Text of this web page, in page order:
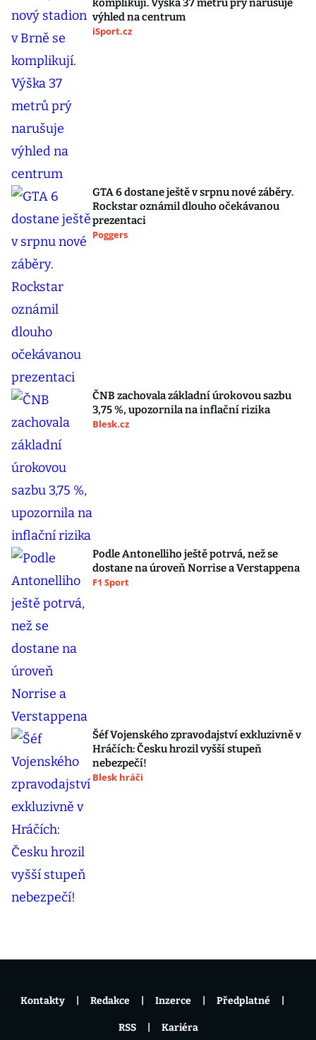
komplikují. Výška 37 metrů prý narušuje
výhled na centrum
iSport.cz
GTA 6 dostane ještě v srpnu nové záběry.
Rockstar oznámil dlouho očekávanou
prezentaci
Poggers
ČNB zachovala základní úrokovou sazbu
3,75 %, upozornila na inflační rizika
Blesk.cz
Podle Antonelliho ještě potrvá, než se
dostane na úroveň Norrise a Verstappena
F1 Sport
Šéf Vojenského zpravodajství exkluzivně v
Hráčích: Česku hrozil vyšší stupeň
nebezpečí!
Blesk hráči
Kontakty Redakce Inzerce Předplatné
RSS Kariéra